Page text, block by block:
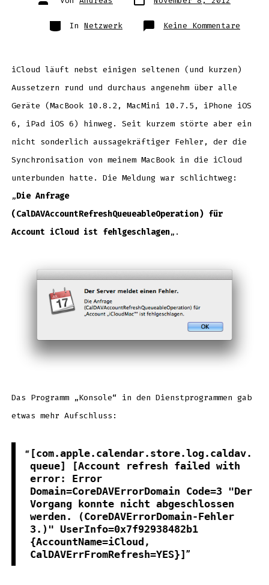
des des
Kategorien
In Netzwerk Keine Kommentare
iCal
Code=3
iCloud läuft nebst einigen seltenen (und kurzen)
Aussetzern rund und durchaus angenehm über alle
Geräte (MacBook 10.8.2, MacMini 10.7.5, iPhone iOS
6, iPad iOS 6) hinweg. Seit kurzem störte aber ein
nicht sonderlich aussagekräftiger Fehler, der die
Synchronisation von meinem MacBook in die iCloud
unterbunden hatte. Die Meldung war schlichtweg:
„Die Anfrage
(CalDAVAccountRefreshQueueableOperation) für
Account iCloud ist fehlgeschlagen„.
Das Programm „Konsole“ in den Dienstprogrammen gab
etwas mehr Aufschluss:
[com.apple.calendar.store.log.caldav.
queue] [Account refresh failed with
error: Error
Domain=CoreDAVErrorDomain Code=3 "Der
Vorgang konnte nicht abgeschlossen
werden. (CoreDAVErrorDomain-Fehler
3.)" UserInfo=0x7f92938482b1
{AccountName=iCloud,
CalDAVErrFromRefresh=YES}]